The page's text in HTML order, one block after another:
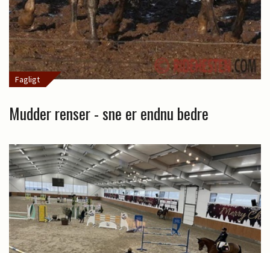
Fagligt
Mudder renser - sne er endnu bedre